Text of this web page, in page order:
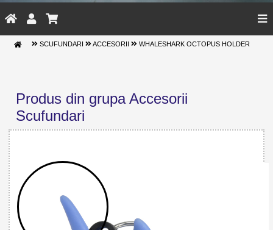
SCUFUNDARI ACCESORII WHALESHARK OCTOPUS HOLDER
Produs din grupa Accesorii
Scufundari